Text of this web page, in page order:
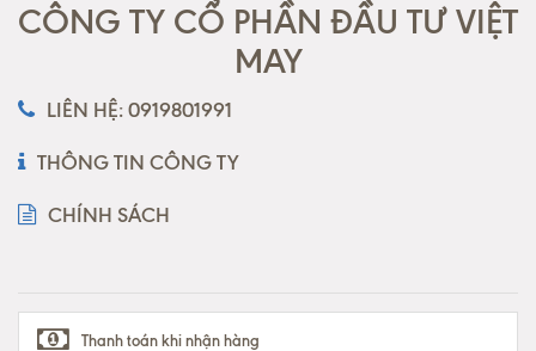
CÔNG TY CỔ PHẦN ĐẦU TƯ VIỆT
MAY
LIÊN HỆ: 0919801991
THÔNG TIN CÔNG TY
CHÍNH SÁCH
Thanh toán khi nhận hàng